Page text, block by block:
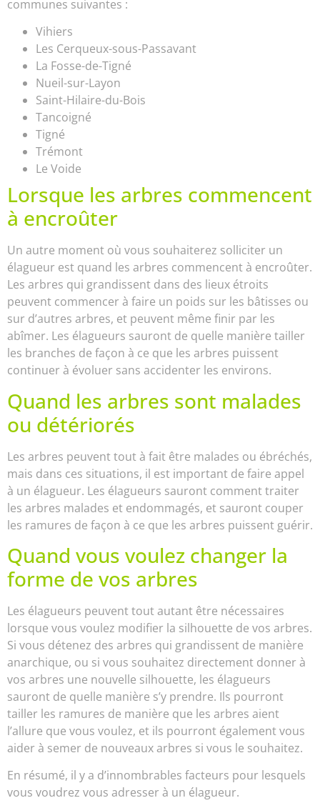
communes suivantes :
Vihiers
Les Cerqueux-sous-Passavant
La Fosse-de-Tigné
Nueil-sur-Layon
Saint-Hilaire-du-Bois
Tancoigné
Tigné
Trémont
Le Voide
Lorsque les arbres commencent
à encroûter
Un autre moment où vous souhaiterez solliciter un
élagueur est quand les arbres commencent à encroûter.
Les arbres qui grandissent dans des lieux étroits
peuvent commencer à faire un poids sur les bâtisses ou
sur d’autres arbres, et peuvent même finir par les
abîmer. Les élagueurs sauront de quelle manière tailler
les branches de façon à ce que les arbres puissent
continuer à évoluer sans accidenter les environs.
Quand les arbres sont malades
ou détériorés
Les arbres peuvent tout à fait être malades ou ébréchés,
mais dans ces situations, il est important de faire appel
à un élagueur. Les élagueurs sauront comment traiter
les arbres malades et endommagés, et sauront couper
les ramures de façon à ce que les arbres puissent guérir.
Quand vous voulez changer la
forme de vos arbres
Les élagueurs peuvent tout autant être nécessaires
lorsque vous voulez modifier la silhouette de vos arbres.
Si vous détenez des arbres qui grandissent de manière
anarchique, ou si vous souhaitez directement donner à
vos arbres une nouvelle silhouette, les élagueurs
sauront de quelle manière s’y prendre. Ils pourront
tailler les ramures de manière que les arbres aient
l’allure que vous voulez, et ils pourront également vous
aider à semer de nouveaux arbres si vous le souhaitez.
En résumé, il y a d’innombrables facteurs pour lesquels
vous voudrez vous adresser à un élagueur.